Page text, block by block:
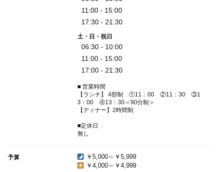
11:00 - 15:00
17:30 - 21:30
土・日・祝日
06:30 - 10:00
11:00 - 15:00
17:00 - 21:30
■ 営業時間
【ランチ】 4部制 ①11：00 ②11：30 ③1
3：00 ④13：30＜90分制＞
【ディナー】2時間制
■定休日
無し
予算
￥5,000～￥5,999
￥4,000～￥4,999